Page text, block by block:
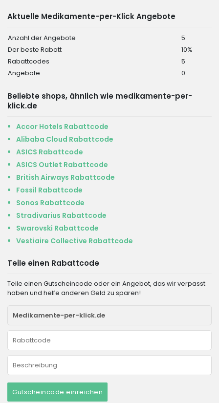
Aktuelle Medikamente-per-Klick Angebote
Anzahl der Angebote
5
Der beste Rabatt
10%
Rabattcodes
5
Angebote
0
Beliebte shops, ähnlich wie medikamente-per-
klick.de
Accor Hotels Rabattcode
Alibaba Cloud Rabattcode
ASICS Rabattcode
ASICS Outlet Rabattcode
British Airways Rabattcode
Fossil Rabattcode
Sonos Rabattcode
Stradivarius Rabattcode
Swarovski Rabattcode
Vestiaire Collective Rabattcode
Teile einen Rabattcode
Teile einen Gutscheincode oder ein Angebot, das wir verpasst
haben und helfe anderen Geld zu sparen!
Gutscheincode einreichen